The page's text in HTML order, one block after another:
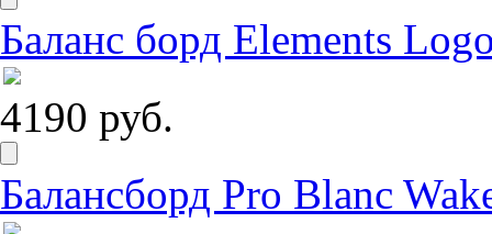
Баланс борд Elements
4190 руб.
Балансборд Pro Blanc